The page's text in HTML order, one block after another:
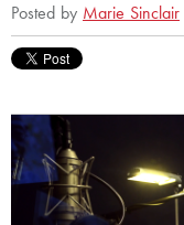
Posted by Marie Sinclair